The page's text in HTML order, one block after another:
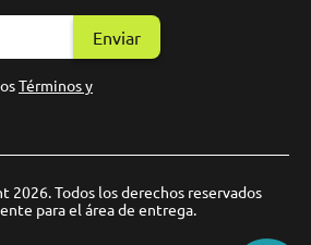
Enviar
Términos y
2026. Todos los derechos reservados
para el área de entrega.